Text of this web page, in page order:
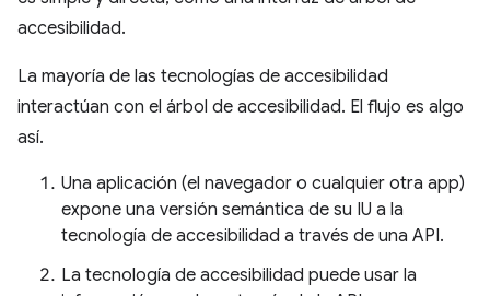
accesibilidad.
La mayoría de las tecnologías de accesibilidad
interactúan con el árbol de accesibilidad. El flujo es algo
así.
Una aplicación (el navegador o cualquier otra app)
expone una versión semántica de su IU a la
tecnología de accesibilidad a través de una API.
La tecnología de accesibilidad puede usar la